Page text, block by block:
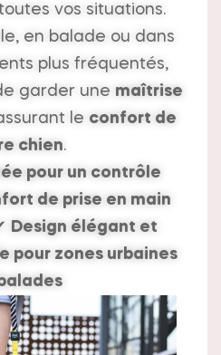
vos situations.
en balade ou dans
plus fréquentés,
garder une maîtrise
le confort de
chien.
pour un contrôle
de prise en main
Design élégant et
pour zones urbaines